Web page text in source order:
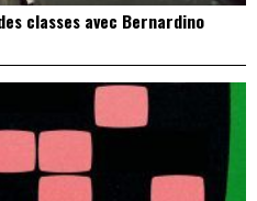
classes avec Bernardino